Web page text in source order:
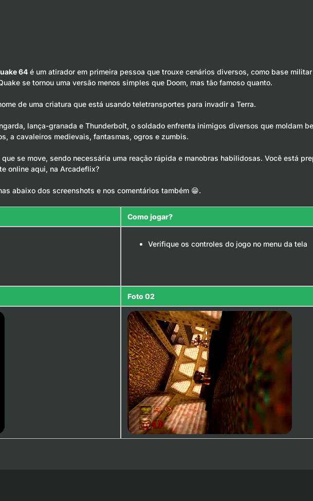
64 é um atirador em primeira pessoa que trouxe cenários diversos, como base
se tornou uma versão menos simples que Doom, mas tão famoso quanto.
de uma criatura que está usando teletransportes para invadir a Terra.
lança-granada e Thunderbolt, o soldado enfrenta inimigos diversos que moldam
a cavaleiros medievais, fantasmas, ogros e zumbis.
se move, sendo necessária uma reação rápida e manobras habilidosas. Você está
online aqui, na Arcadeflix?
abaixo dos screenshots e nos comentários também 😁.
Como jogar?
Verifique os controles do jogo no menu da tela
Foto 02